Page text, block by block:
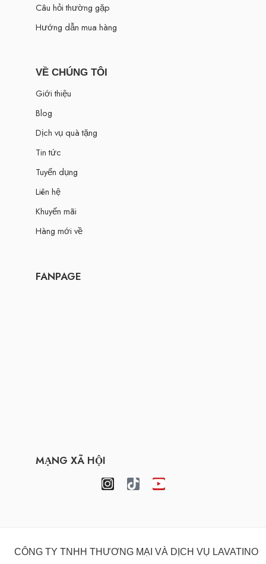
Câu hỏi thường gặp
Hướng dẫn mua hàng
VỀ CHÚNG TÔI
Giới thiệu
Blog
Dịch vụ quà tặng
Tin tức
Tuyển dụng
Liên hệ
Khuyến mãi
Hàng mới về
FANPAGE
MẠNG XÃ HỘI
CÔNG TY TNHH THƯƠNG MẠI VÀ DỊCH VỤ LAVATINO